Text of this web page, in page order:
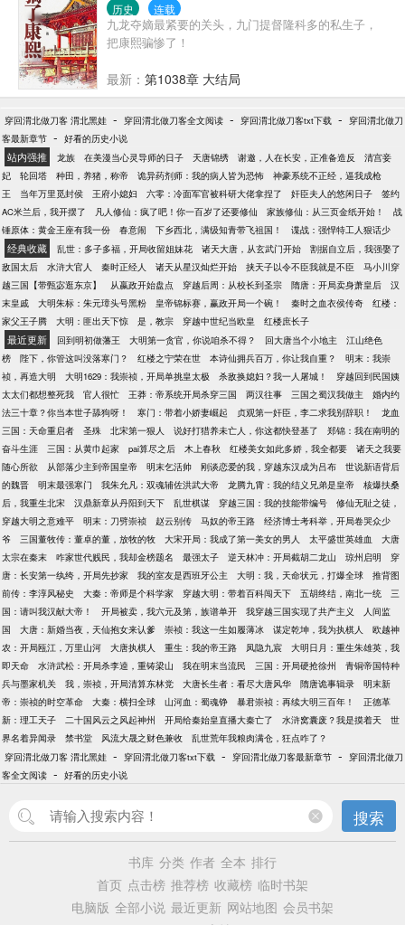
历史 连载
九龙夺嫡最紧要的关头，九门提督隆科多的私生子，
把康熙骗惨了！
最新： 第1038章 大结局
穿回渭北做刀客 渭北黑娃 - 穿回渭北做刀客全文阅读 - 穿回渭北做刀客txt下载 -
穿回渭北做刀
客最新章节 - 好看的历史小说
站内强推 龙族 在美漫当心灵导师的日子 天唐锦绣 谢邀，人在长安，正准备造反
清宫妾
妃
轮回塔 种田，养猪，称帝 诡异药剂师：我的病人皆为恐怖
神豪系统不正经，逼我成枪
王
当年万里觅封侯 王府小媳妇 六零：冷面军官被科研大佬拿捏了 奸臣夫人的悠闲日子
签约
AC米兰后，我开摆了
凡人修仙：疯了吧！你一百岁了还要修仙 家族修仙：从三页金纸开始！
战
锤原体：黄金王座有我一份
春意闹 下乡西北，满级知青带飞祖国！ 谍战：强悍特工人狠话少
经典收藏 乱世：多子多福，开局收留姐妹花 诸天大唐，从玄武门开始
割据自立后，我强娶了
敌国太后
水浒大官人 秦时正经人 诸天从星汉灿烂开始 挟天子以令不臣我就是不臣
马小川穿
越三国【带甄宓逛东京】
从嬴政开始盘点 穿越后周：从校长到圣宗 隋唐：开局卖身萧皇后
汉
末皇戚
大明朱标：朱元璋头号黑粉 皇帝锦标赛，赢政开局一个碗！ 秦时之血衣侯传奇
红楼：
家父王子腾
大明：匪出天下惊 是，教宗 穿越中世纪当欧皇 红楼庶长子
最近更新 回到明初做藩王 大明第一贪官，你说咱杀不得？ 回大唐当个小地主
江山绝色
榜
陛下，你管这叫没落寒门？ 红楼之宁荣在世 本诗仙拥兵百万，你让我自重？
明末：我崇
祯，再造大明
大明1629：我崇祯，开局单挑皇太极 杀敌换媳妇？我一人屠城！
穿越回到民国姨
太太们都想整死我
官人很忙 王莽：帝系统开局杀穿三国 两汉往事 三国之蜀汉我做主
婚内约
法三十章？你当本世子舔狗呀！
寒门：带着小娇妻崛起 贞观第一奸臣，李二求我别辞职！
龙血
三国：天命重启者
圣殊 北宋第一狠人 说好打猎养未亡人，你这都快登基了
郑锦：我在南明的
奋斗生涯
三国：从黄巾起家 pai算尽之后 木上春秋 红楼美女如此多娇，我全都要
诸天之我要
随心所欲
从部落少主到帝国皇帝 明末乞活帅 刚谈恋爱的我，穿越东汉成为吕布
世说新语背后
的魏晋
明末最强寒门 我朱允凡：双魂辅佐洪武大帝 龙腾九霄：我的结义兄弟是皇帝
核爆扶桑
后，我重生北宋
汉鼎新章从丹阳到天下 乱世棋谋 穿越三国：我的技能带编号
修仙无耻之徒，
穿越大明之意难平
明末：刀劈崇祯 赵云别传 马奴的帝王路
经济博士考科举，开局卷哭众少
爷
三国董牧传：董卓的董，放牧的牧 大宋开局：我成了第一美女的男人 太平盛世英雄血
大唐
太宗在秦末
咋家世代贱民，我却金榜题名 最强太子 逆天林冲：开局截胡二龙山 琼州启明
穿
唐：长安第一纨绔，开局先抄家
我的室友是西班牙公主 大明：我，天命状元，打爆全球
推背图
前传：李淳风秘史
大秦：帝师是个科学家 穿越大明：带着百科闯天下 五胡终结，南北一统
三
国：请叫我汉献大帝！
开局被卖，我六元及第，族谱单开 我穿越三国实现了共产主义
人间监
国
大唐：新婚当夜，天仙抱女来认爹 崇祯：我这一生如履薄冰 谋定乾坤，我为执棋人
欧越神
农：开局瓯江，万里山河
大唐执棋人 重生：我的帝王路 凤隐九宸
大明日月：重生朱雄英，我
即天命
水浒武松：开局杀李逵，重铸梁山 我在明末当流民 三国：开局硬抢徐州
青铜帝国特种
兵与墨家机关
我，崇祯，开局清算东林党 大唐长生者：看尽大唐风华 隋唐诡事辑录
明末新
帝：崇祯的时空革命
大秦：横扫全球 山河血：蜀魂铮 暴君崇祯：再续大明三百年！
正德革
新：理工天子
二十国风云之风起神州 开局给秦始皇直播大秦亡了 水浒窝囊废？我是摸着天
世
界名着异闻录
禁书堂 风流大晟之财色兼收
乱世荒年我粮肉满仓，狂点咋了？
穿回渭北做刀客 渭北黑娃 - 穿回渭北做刀客txt下载 - 穿回渭北做刀客最新章节 -
穿回渭北做刀
客全文阅读 - 好看的历史小说
搜索
书库 分类 作者 全本 排行
首页 点击榜 推荐榜 收藏榜 临时书架
电脑版 全部小说 最近更新 网站地图 会员书架